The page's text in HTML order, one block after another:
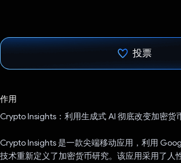
投票
作用
Crypto Insights：利用生成式 AI 彻底改变加密货
Crypto Insights 是一款尖端移动应用，利用
技术重新定义了加密货币研究。该应用采用了人